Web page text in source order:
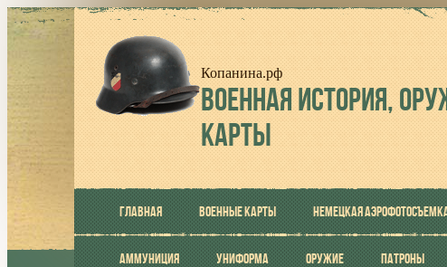
Копанина.рф
ВОЕННАЯИСТОРИЯ,
КАРТЫ
ГЛАВНАЯ ВОЕННЫЕ КАРТЫ НЕМЕЦКАЯ
АММУНИЦИЯ УНИФОРМА ОРУЖИЕ ПАТРОНЫ